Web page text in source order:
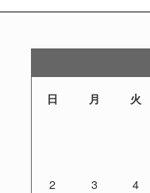
日 月 火
2 3 4